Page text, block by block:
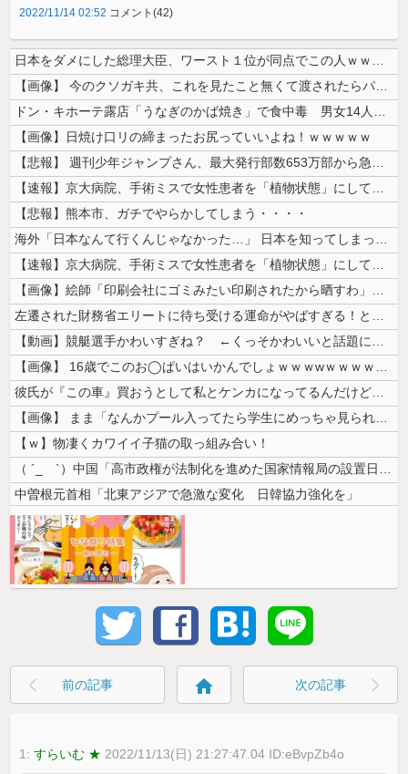
2022/11/14 02:52 コメント(42)
日本をダメにした総理大臣、ワースト１位が同点でこの人ｗｗｗｗｗｗ
【画像】 今のクソガキ共、これを見たこと無くて渡されたらパニクるらしい...
ドン・キホーテ露店「うなぎのかば焼き」で食中毒 男女14人が発熱や腹痛...
【画像】日焼け口リの締まったお尻っていいよね！ｗｗｗｗｗ
【悲報】 週刊少年ジャンプさん、最大発行部数653万部から急降下でつい...
【速報】京大病院、手術ミスで女性患者を「植物状態」にしてしまう・・・
【悲報】熊本市、ガチでやらかしてしまう・・・・
海外「日本なんて行くんじゃなかった…」 日本を知ってしまったディズニー...
【速報】京大病院、手術ミスで女性患者を「植物状態」にしてしまう・・・
【画像】絵師「印刷会社にゴミみたい印刷されたから晒すわ」→お前がクレー...
左遷された財務省エリートに待ち受ける運命がやばすぎる！と話題に、経歴自...
【動画】競艇選手かわいすぎね？ ←くっそかわいいと話題にｗｗｗ 【Pi...
【画像】 16歳でこのお◯ぱいはいかんでしょｗｗｗwｗｗｗｗｗｗｗｗ❤
彼氏が『この車』買おうとして私とケンカになってるんだけどｗｗｗｗｗｗ
【画像】 まま「なんかプール入ってたら学生にめっちゃ見られたw」
【ｗ】物凄くカワイイ子猫の取っ組み合い！
（ ´_ゝ`）中国「高市政権が法制化を進めた国家情報局の設置日が7月3...
中曽根元首相「北東アジアで急激な変化 日韓協力強化を」
前の記事 home 次の記事
1:すらいむ ★ 2022/11/13(日) 21:27:47.04 ID:eBvpZb4o